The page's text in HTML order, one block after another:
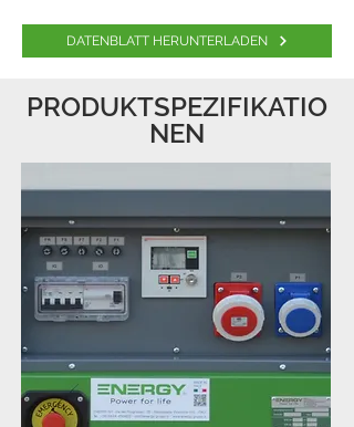
DATENBLATT HERUNTERLADEN
PRODUKTSPEZIFIKATIO
NEN